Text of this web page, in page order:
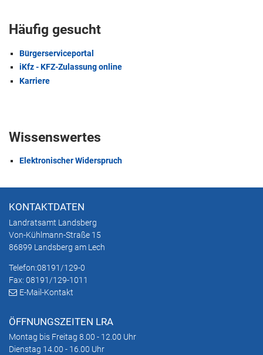
Häufig gesucht
Bürgerserviceportal
iKfz - KFZ-Zulassung online
Karriere
Wissenswertes
Elektronischer Widerspruch
KONTAKTDATEN
Landratsamt Landsberg
Von-Kühlmann-Straße 15
86899 Landsberg am Lech
Telefon:08191/129-0
Fax: 08191/129-1011
E-Mail-Kontakt
ÖFFNUNGSZEITEN LRA
Montag bis Freitag 8.00 - 12.00 Uhr
Dienstag 14.00 - 16.00 Uhr